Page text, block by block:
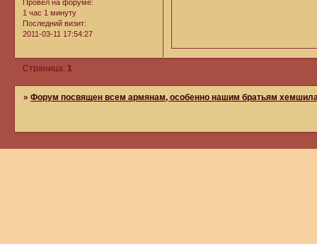
Провел на форуме:
1 час 1 минуту
Последний визит:
2011-03-11 17:54:27
Страница: 1
»Форум посвящен всем армянам, особенно нашим братьям